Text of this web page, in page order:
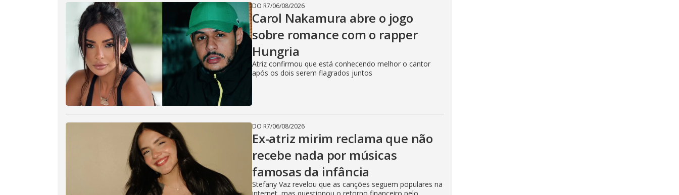
DO R7/06/08/2026
Carol Nakamura abre o jogo
sobre romance com o rapper
Hungria
Atriz confirmou que está conhecendo melhor o cantor
após os dois serem flagrados juntos
DO R7/06/08/2026
Ex-atriz mirim reclama que não
recebe nada por músicas
famosas da infância
Stefany Vaz revelou que as canções seguem populares na